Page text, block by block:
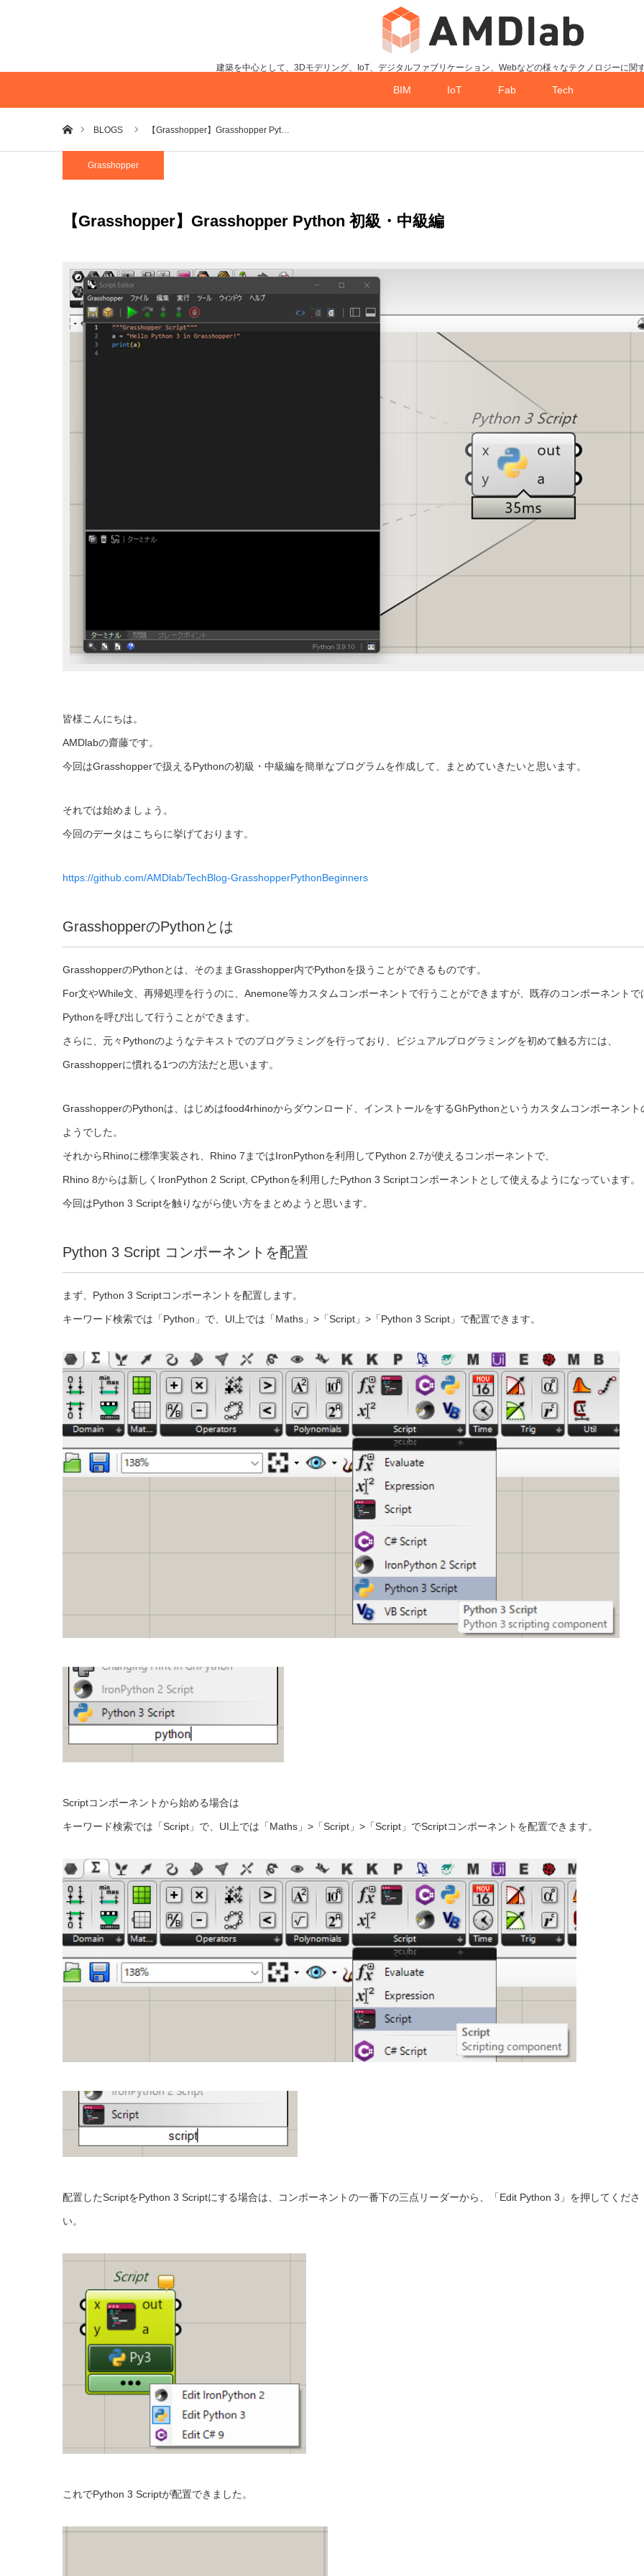
建築を中心として、3Dモデリング、IoT、デジタルファブリケーション、Webなどの様々なテクノロジーに関
BIM IoT Fab Tech
ホームBLOGS 【Grasshopper】Grasshopper Pyt…
Grasshopper
【Grasshopper】Grasshopper Python 初級・中級編
皆様こんにちは。
AMDlabの齋藤です。
今回はGrasshopperで扱えるPythonの初級・中級編を簡単なプログラムを作成して、まとめていきたいと思います。
それでは始めましょう。
今回のデータはこちらに挙げております。
https://github.com/AMDlab/TechBlog-GrasshopperPythonBeginners
GrasshopperのPythonとは
GrasshopperのPythonとは、そのままGrasshopper内でPythonを扱うことができるものです。
For文やWhile文、再帰処理を行うのに、Anemone等カスタムコンポーネントで行うことができますが、既存のコンポーネントで
Pythonを呼び出して行うことができます。
さらに、元々Pythonのようなテキストでのプログラミングを行っており、ビジュアルプログラミングを初めて触る方には、
Grasshopperに慣れる1つの方法だと思います。
GrasshopperのPythonは、はじめはfood4rhinoからダウンロード、インストールをするGhPythonというカスタムコンポーネント
ようでした。
それからRhinoに標準実装され、Rhino 7まではIronPythonを利用してPython 2.7が使えるコンポーネントで、
Rhino 8からは新しくIronPython 2 Script, CPythonを利用したPython 3 Scriptコンポーネントとして使えるようになっています。
今回はPython 3 Scriptを触りながら使い方をまとめようと思います。
Python 3 Script コンポーネントを配置
まず、Python 3 Scriptコンポーネントを配置します。
キーワード検索では「Python」で、UI上では「Maths」>「Script」>「Python 3 Script」で配置できます。
Scriptコンポーネントから始める場合は
キーワード検索では「Script」で、UI上では「Maths」>「Script」>「Script」でScriptコンポーネントを配置できます。
配置したScriptをPython 3 Scriptにする場合は、コンポーネントの一番下の三点リーダーから、「Edit Python 3」を押してくださ
い。
これでPython 3 Scriptが配置できました。